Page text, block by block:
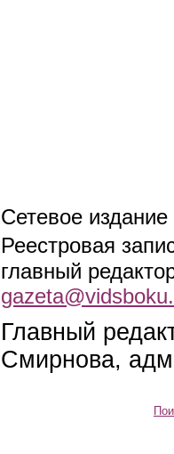
Сетевое
Реестровая
главный
Главный
Смирнова,